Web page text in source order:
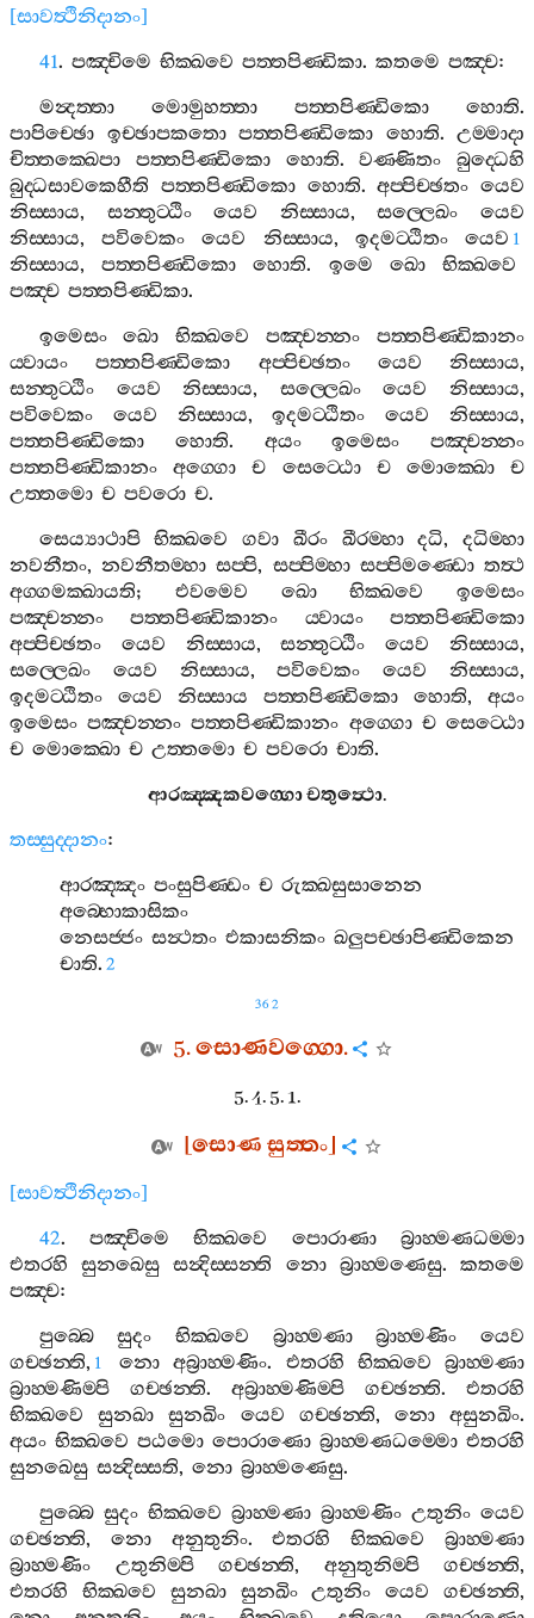
[සාවත්‍ථිනිදානං]
41. පඤ‍්චිමෙ භික‍්ඛවෙ පත‍්තපිණ‍්ඩිකා. කතමෙ පඤ‍්ච:
මන්‍දත‍්තා
මොමුහත‍්තා පත‍්තපිණ‍්ඩිකො හොති.
පාපිච‍්ඡො ඉච‍්ඡාපකතො පත‍්තපිණ‍්ඩිකො හොති. උම‍්මාදා
චිත‍්තක‍්ඛෙපා
පත‍්තපිණ‍්ඩිකො හොති.වණ‍්ණිතං
බුද‍්ධෙහි
බුද‍්ධසාවකෙහීති පත‍්තපිණ‍්ඩිකො හොති.අප‍්පිච‍්ඡතං යෙව
නිස‍්සාය, සන‍්තුට‍්ඨිං යෙව නිස‍්සාය,සල‍්ලෙඛං
යෙව
නිස‍්සාය,පවිවෙකං යෙව නිස‍්සාය, ඉදමට‍්ඨිතං යෙව 1
නිස‍්සාය,පත‍්තපිණ‍්ඩිකො හොති. ඉමෙ ඛො
භික‍්ඛවෙ
පඤ‍්ච පත‍්තපිණ‍්ඩිකා.
ඉමෙසං
ඛො භික‍්ඛවෙ පඤ‍්චන‍්නං
පත‍්තපිණ‍්ඩිකානං
ය‍්වායං
පත‍්තපිණ‍්ඩිකො අප‍්පිච‍්ඡතං යෙව නිස‍්සාය,
සන‍්තුට‍්ඨිං
යෙව නිස‍්සාය, සල‍්ලෙඛං යෙව නිස‍්සාය,
පවිවෙකං
යෙව නිස‍්සාය,ඉදමට‍්ඨිතං යෙව නිස‍්සාය,
පත‍්තපිණ‍්ඩිකො
හොති. අයං ඉමෙසං
පඤ‍්චන‍්නං
පත‍්තපිණ‍්ඩිකානං
අග‍්ගො ච සෙට‍්ඨො ච මොක‍්ඛො
ච
උත‍්තමො ච පවරො ච.
සෙය්‍යාථාපි
භික‍්ඛවෙ ගවා ඛීරං ඛීරම‍්හා දධි,දධිම‍්හා
නවනීතං,නවනීතම‍්හා සප‍්පි, සප‍්පිම‍්හා සප‍්පිමණ‍්ඩො තත්‍ථ
අග‍්ගමක‍්ඛායති; එවමෙව ඛො භික‍්ඛවෙ
ඉමෙසං
පඤ‍්චන‍්නං
පත‍්තපිණ‍්ඩිකානං ය‍්වායං
පත‍්තපිණ‍්ඩිකො
අප‍්පිච‍්ඡතං
යෙව නිස‍්සාය,සන‍්තුට‍්ඨිං යෙව නිස‍්සාය,
සල‍්ලෙඛං
යෙව නිස‍්සාය,පවිවෙකං යෙව නිස‍්සාය,
ඉදමට‍්ඨිතං
යෙව නිස‍්සාය පත‍්තපිණ‍්ඩිකො හොති, අයං
ඉමෙසං පඤ‍්චන‍්නං පත‍්තපිණ‍්ඩිකානං අග‍්ගො ච සෙට‍්ඨො
ච මොක‍්ඛො ච උත‍්තමො ච පවරො චාති.
ආරඤ‍්ඤකවග‍්ගොචතුත්‍ථො.
තස‍්සුද‍්දානං:
ආරඤ‍්ඤං පංසුපිණ‍්ඩං ච රුක‍්ඛසුසානෙන
අබ‍්භොකාසිකං
නෙසජ‍්ජං සන්‍ථතං එකාසනිකං ඛලුපච‍්ඡාපිණ‍්ඩිකෙන
චාති. 2
362
5.සොණවග‍්ගො.
5. 4. 5. 1.
[සොණසුත‍්තං]
[සාවත්‍ථිනිදානං]
42. පඤ‍්චිමෙ භික‍්ඛවෙ පොරාණා
බ්‍රාහ‍්මණධම‍්මා
එතරහි
සුනඛෙසු සන්‍දිස‍්සන‍්ති නො බ්‍රාහ‍්මණෙසු.කතමෙ
පඤ‍්ච:
පුබ‍්බෙ
සුදං භික‍්ඛවෙ බ්‍රාහ‍්මණා බ්‍රාහ‍්මණිං
යෙව
ගච‍්ඡන‍්ති, 1 නො අබ්‍රාහ‍්මණිං. එතරහි භික‍්ඛවෙ
බ්‍රාහ‍්මණා
බ්‍රාහ‍්මණිම‍්පි
ගච‍්ඡන‍්ති. අබ්‍රාහ‍්මණිම‍්පි ගච‍්ඡන‍්ති. එතරහි
භික‍්ඛවෙ
සුනඛා සුනඛිං යෙව ගච‍්ඡන‍්ති, නො අසුනඛිං.
අයං භික‍්ඛවෙ පඨමො පොරාණො බ්‍රාහ‍්මණධම‍්මො එතරහි
සුනඛෙසු සන්‍දිස‍්සති, නො බ්‍රාහ‍්මණෙසු.
පුබ‍්බෙ සුදං භික‍්ඛවෙ බ්‍රාහ‍්මණා බ්‍රාහ‍්මණිං උතුනිං යෙව
ගච‍්ඡන‍්ති, නො අනුතුනිං.එතරහි භික‍්ඛවෙ
බ්‍රාහ‍්මණා
බ්‍රාහ‍්මණිං
උතුනිම‍්පි ගච‍්ඡන‍්ති, අනුතුනිම‍්පි ගච‍්ඡන‍්ති,
එතරහි
භික‍්ඛවෙ සුනඛා සුනඛිං උතුනිං යෙව ගච‍්ඡන‍්ති,